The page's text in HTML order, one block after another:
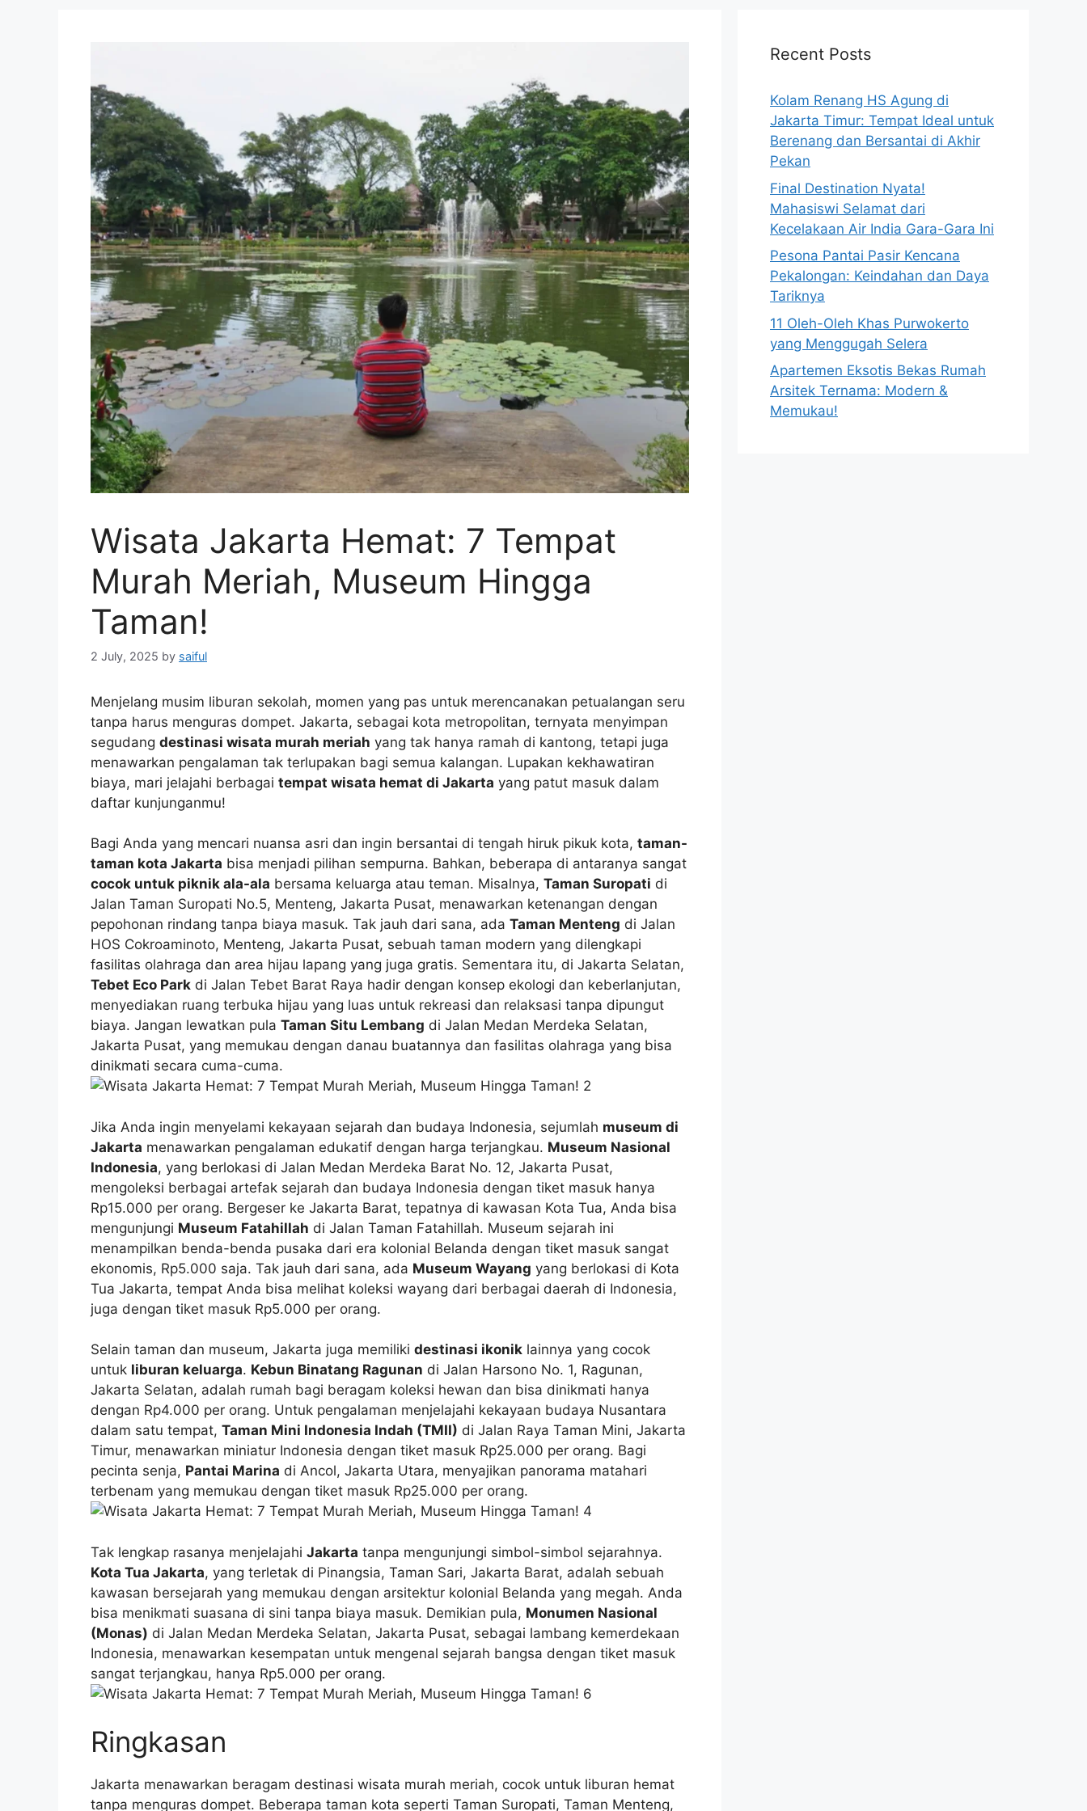
Wisata Jakarta Hemat: 7 Tempat
Murah Meriah, Museum Hingga
Taman!
2 July, 2025 by saiful
Menjelang musim liburan sekolah, momen yang pas untuk merencanakan petualangan seru
tanpa harus menguras dompet. Jakarta, sebagai kota metropolitan, ternyata menyimpan
segudang destinasi wisata murah meriah yang tak hanya ramah di kantong, tetapi juga
menawarkan pengalaman tak terlupakan bagi semua kalangan. Lupakan kekhawatiran
biaya, mari jelajahi berbagai tempat wisata hemat di Jakarta yang patut masuk dalam
daftar kunjunganmu!
Bagi Anda yang mencari nuansa asri dan ingin bersantai di tengah hiruk pikuk kota, taman-
taman kota Jakarta bisa menjadi pilihan sempurna. Bahkan, beberapa di antaranya sangat
cocok untuk piknik ala-ala bersama keluarga atau teman. Misalnya, Taman Suropati di
Jalan Taman Suropati No.5, Menteng, Jakarta Pusat, menawarkan ketenangan dengan
pepohonan rindang tanpa biaya masuk. Tak jauh dari sana, ada Taman Menteng di Jalan
HOS Cokroaminoto, Menteng, Jakarta Pusat, sebuah taman modern yang dilengkapi
fasilitas olahraga dan area hijau lapang yang juga gratis. Sementara itu, di Jakarta Selatan,
Tebet Eco Park di Jalan Tebet Barat Raya hadir dengan konsep ekologi dan keberlanjutan,
menyediakan ruang terbuka hijau yang luas untuk rekreasi dan relaksasi tanpa dipungut
biaya. Jangan lewatkan pula Taman Situ Lembang di Jalan Medan Merdeka Selatan,
Jakarta Pusat, yang memukau dengan danau buatannya dan fasilitas olahraga yang bisa
dinikmati secara cuma-cuma.
Jika Anda ingin menyelami kekayaan sejarah dan budaya Indonesia, sejumlah museum di
Jakarta menawarkan pengalaman edukatif dengan harga terjangkau. Museum Nasional
Indonesia, yang berlokasi di Jalan Medan Merdeka Barat No. 12, Jakarta Pusat,
mengoleksi berbagai artefak sejarah dan budaya Indonesia dengan tiket masuk hanya
Rp15.000 per orang. Bergeser ke Jakarta Barat, tepatnya di kawasan Kota Tua, Anda bisa
mengunjungi Museum Fatahillah di Jalan Taman Fatahillah. Museum sejarah ini
menampilkan benda-benda pusaka dari era kolonial Belanda dengan tiket masuk sangat
ekonomis, Rp5.000 saja. Tak jauh dari sana, ada Museum Wayang yang berlokasi di Kota
Tua Jakarta, tempat Anda bisa melihat koleksi wayang dari berbagai daerah di Indonesia,
juga dengan tiket masuk Rp5.000 per orang.
Selain taman dan museum, Jakarta juga memiliki destinasi ikonik lainnya yang cocok
untuk liburan keluarga. Kebun Binatang Ragunan di Jalan Harsono No. 1, Ragunan,
Jakarta Selatan, adalah rumah bagi beragam koleksi hewan dan bisa dinikmati hanya
dengan Rp4.000 per orang. Untuk pengalaman menjelajahi kekayaan budaya Nusantara
dalam satu tempat, Taman Mini Indonesia Indah (TMII) di Jalan Raya Taman Mini, Jakarta
Timur, menawarkan miniatur Indonesia dengan tiket masuk Rp25.000 per orang. Bagi
pecinta senja, Pantai Marina di Ancol, Jakarta Utara, menyajikan panorama matahari
terbenam yang memukau dengan tiket masuk Rp25.000 per orang.
Tak lengkap rasanya menjelajahi Jakarta tanpa mengunjungi simbol-simbol sejarahnya.
Kota Tua Jakarta, yang terletak di Pinangsia, Taman Sari, Jakarta Barat, adalah sebuah
kawasan bersejarah yang memukau dengan arsitektur kolonial Belanda yang megah. Anda
bisa menikmati suasana di sini tanpa biaya masuk. Demikian pula, Monumen Nasional
(Monas) di Jalan Medan Merdeka Selatan, Jakarta Pusat, sebagai lambang kemerdekaan
Indonesia, menawarkan kesempatan untuk mengenal sejarah bangsa dengan tiket masuk
sangat terjangkau, hanya Rp5.000 per orang.
Ringkasan
Jakarta menawarkan beragam destinasi wisata murah meriah, cocok untuk liburan hemat
tanpa menguras dompet. Beberapa taman kota seperti Taman Suropati, Taman Menteng,
Recent Posts
Kolam Renang HS Agung di
Jakarta Timur: Tempat Ideal untuk
Berenang dan Bersantai di Akhir
Pekan
Final Destination Nyata!
Mahasiswi Selamat dari
Kecelakaan Air India Gara-Gara Ini
Pesona Pantai Pasir Kencana
Pekalongan: Keindahan dan Daya
Tariknya
11 Oleh-Oleh Khas Purwokerto
yang Menggugah Selera
Apartemen Eksotis Bekas Rumah
Arsitek Ternama: Modern &
Memukau!